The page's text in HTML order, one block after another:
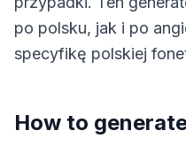
po polsku, jak i po
specyfikę polskiej
How to